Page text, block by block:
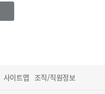
사이트맵 조직/직원정보